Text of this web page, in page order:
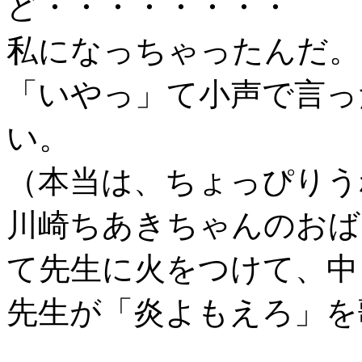
私になっちゃったんだ。
「いやっ」て小声で言
い。
（本当は、ちょっぴり
川崎ちあきちゃんのお
て先生に火をつけて、
先生が「炎よもえろ」